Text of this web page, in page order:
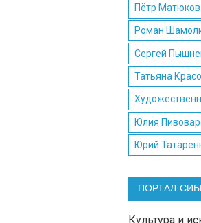
Пётр Матюков
Роман
Сергей
Татьяна
Юлия
Юрий
ПОРТАЛ
Культура и